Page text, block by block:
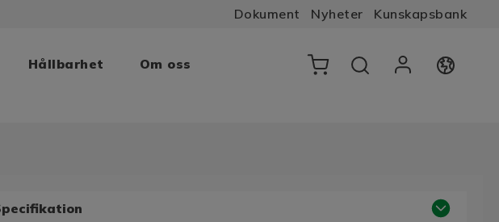
Dokument Nyheter Kunskapsbank
Hållbarhet Om oss